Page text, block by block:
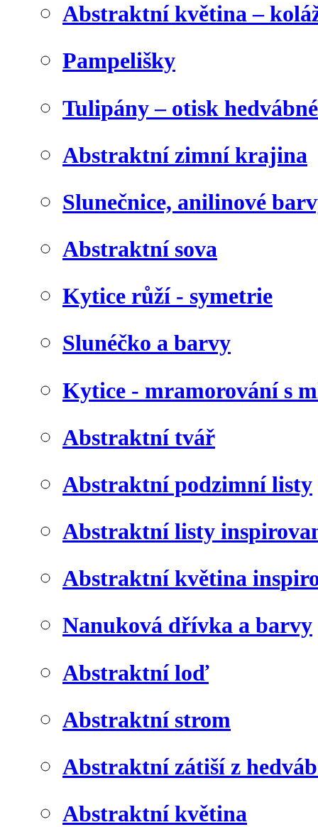
Abstraktní květina –
Pampelišky
Tulipány – otisk
Abstraktní zimní krajina
Slunečnice, anilinové
Abstraktní sova
Kytice růží - symetrie
Slunéčko a barvy
Kytice - mramorování s
Abstraktní tvář
Abstraktní podzimní listy
Abstraktní listy
Abstraktní květina
Nanuková dřívka a barvy
Abstraktní loď
Abstraktní strom
Abstraktní zátiší z
Abstraktní květina